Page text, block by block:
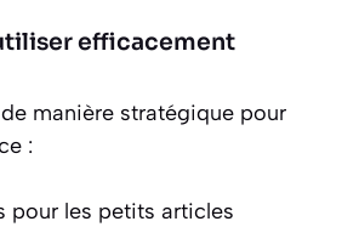
efficacement
manière stratégique pour
:
pour les petits articles